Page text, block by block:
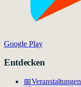
Google Play
Entdecken
📅Veranstaltungen